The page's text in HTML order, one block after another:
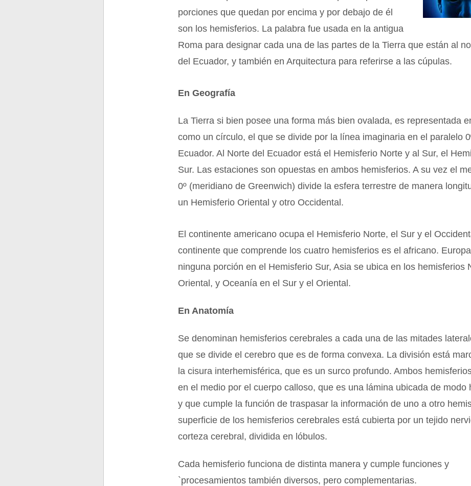
porciones que quedan por encima y por debajo de él
son los hemisferios. La palabra fue usada en la antigua
Roma para designar cada una de las partes de la Tierra que están al
del Ecuador, y también en Arquitectura para referirse a las cúpulas.
En Geografía
La Tierra si bien posee una forma más bien ovalada, es representada
como un círculo, el que se divide por la línea imaginaria en el paralelo
Ecuador. Al Norte del Ecuador está el Hemisferio Norte y al Sur, el
Sur. Las estaciones son opuestas en ambos hemisferios. A su vez el
0º (meridiano de Greenwich) divide la esfera terrestre de manera
un Hemisferio Oriental y otro Occidental.
El continente americano ocupa el Hemisferio Norte, el Sur y el
continente que comprende los cuatro hemisferios es el africano.
ninguna porción en el Hemisferio Sur, Asia se ubica en los hemisferios
Oriental, y Oceanía en el Sur y el Oriental.
En Anatomía
Se denominan hemisferios cerebrales a cada una de las mitades
que se divide el cerebro que es de forma convexa. La división está
la cisura interhemisférica, que es un surco profundo. Ambos
en el medio por el cuerpo calloso, que es una lámina ubicada de modo
y que cumple la función de traspasar la información de uno a otro
superficie de los hemisferios cerebrales está cubierta por un tejido
corteza cerebral, dividida en lóbulos.
Cada hemisferio funciona de distinta manera y cumple funciones y
`procesamientos también diversos, pero complementarias.